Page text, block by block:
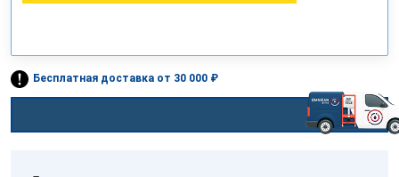
Бесплатная доставка от 30 000 ₽